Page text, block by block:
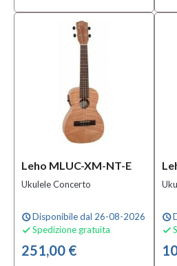
Leho MLUC-XM-NT-E
Ukulele Concerto
scheduleDisponibile dal 26-08-2026
 Spedizione gratuita
251,00 €
schedule
